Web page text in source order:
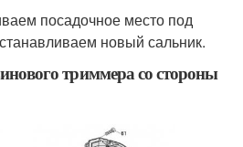
посадочное место под
новый сальник.
триммера со стороны